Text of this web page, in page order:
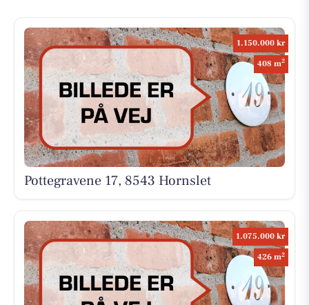
1.150.000 kr
408 m2
Pottegravene 17, 8543 Hornslet
1.075.000 kr
426 m2